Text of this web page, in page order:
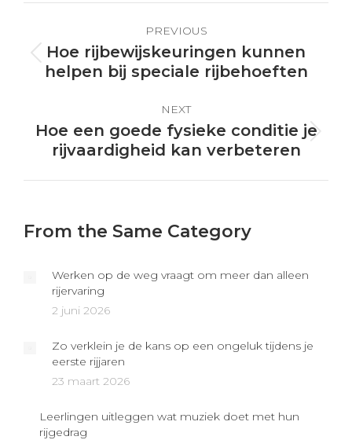
navigation
PREVIOUS
Previous
post:
Hoe rijbewijskeuringen kunnen
helpen bij speciale rijbehoeften
NEXT
Next
post:
Hoe een goede fysieke conditie je
rijvaardigheid kan verbeteren
From the Same Category
Werken op de weg vraagt om meer dan alleen
rijervaring
2 juni 2026
Zo verklein je de kans op een ongeluk tijdens je
eerste rijjaren
23 maart 2026
Leerlingen uitleggen wat muziek doet met hun
rijgedrag